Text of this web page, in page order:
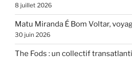
8 juillet 2026
Matu Miranda É Bom Voltar,
30 juin 2026
The Fods : un collectif